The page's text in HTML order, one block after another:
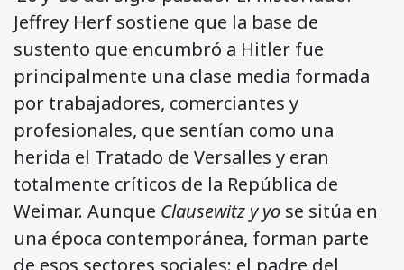
Jeffrey Herf sostiene que la base de
sustento que encumbró a Hitler fue
principalmente una clase media formada
por trabajadores, comerciantes y
profesionales, que sentían como una
herida el Tratado de Versalles y eran
totalmente críticos de la República de
Weimar. Aunque Clausewitz y yo se sitúa en
una época contemporánea, forman parte